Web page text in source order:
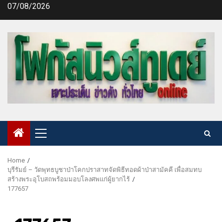
Skip07/08/2026
Primary
Menu
Home
บุรีรัมย์ – วัดพุทธบูชาป่าโคกปราสาทจัดพิธีทอดผ้าป่าสามัคคี เพื่อสมทบ
สร้างพระอุโบสถพร้อมมอบโลงศพแก่ผู้ยากไร้
177657